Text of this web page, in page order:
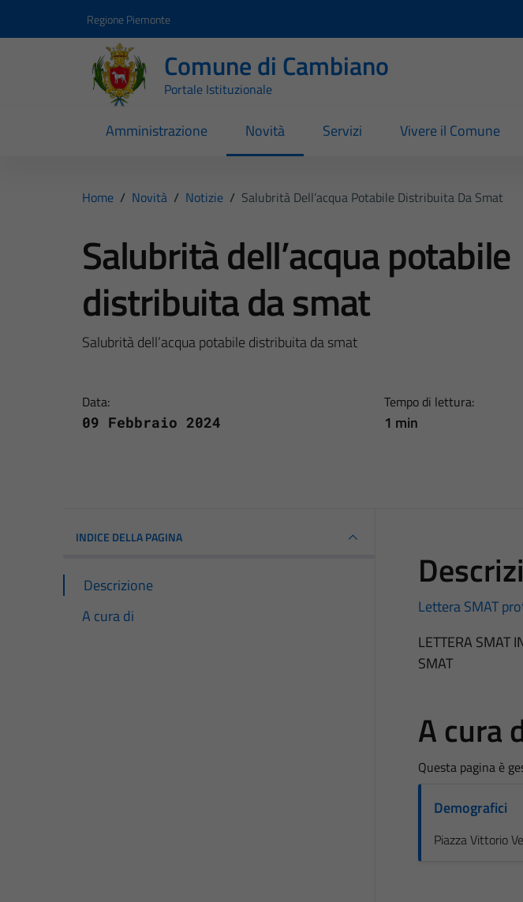
Regione Piemonte
Comune di Cambiano
Portale Istituzionale
Amministrazione Novità Servizi Vivere il Comune
Home / Novità / Notizie / Salubrità Dell’acqua Potabile Distribuita Da Smat
Salubrità dell’acqua potabile
distribuita da smat
Salubrità dell’acqua potabile distribuita da smat
Data:
09 Febbraio 2024
Tempo di lettura:
1 min
INDICE DELLA PAGINA
Descrizione
A cura di
Lettera SMAT
LETTERA SMAT
SMAT
A cura
Questa pagina è
Demografici
Piazza Vittorio